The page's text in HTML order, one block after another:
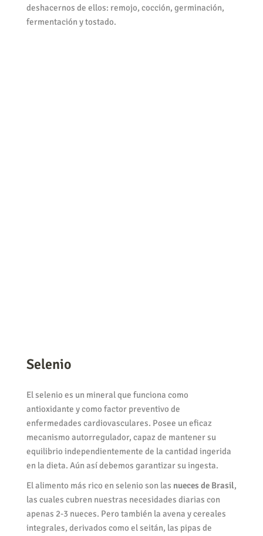
deshacernos de ellos: remojo, cocción, germinación,
fermentación y tostado.
Selenio
El selenio es un mineral que funciona como
antioxidante y como factor preventivo de
enfermedades cardiovasculares. Posee un eficaz
mecanismo autorregulador, capaz de mantener su
equilibrio independientemente de la cantidad ingerida
en la dieta. Aún así debemos garantizar su ingesta.
El alimento más rico en selenio son las nueces de Brasil,
las cuales cubren nuestras necesidades diarias con
apenas 2-3 nueces. Pero también la avena y cereales
integrales, derivados como el seitán, las pipas de